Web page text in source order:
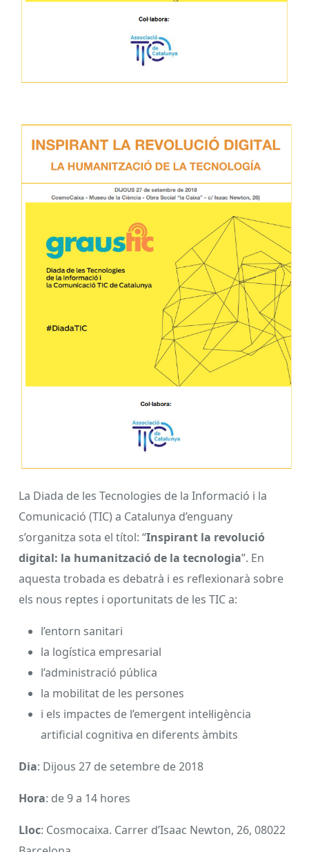
La Diada de les Tecnologies de la Informació i la
Comunicació (TIC) a Catalunya d’enguany
s’organitza sota el títol: “Inspirant la revolució
digital: la humanització de la tecnologia”. En
aquesta trobada es debatrà i es reflexionarà sobre
els nous reptes i oportunitats de les TIC a:
l’entorn sanitari
la logística empresarial
l’administració pública
la mobilitat de les persones
i els impactes de l’emergent intel·ligència
artificial cognitiva en diferents àmbits
Dia: Dijous 27 de setembre de 2018
Hora: de 9 a 14 hores
Lloc: Cosmocaixa. Carrer d’Isaac Newton, 26, 08022